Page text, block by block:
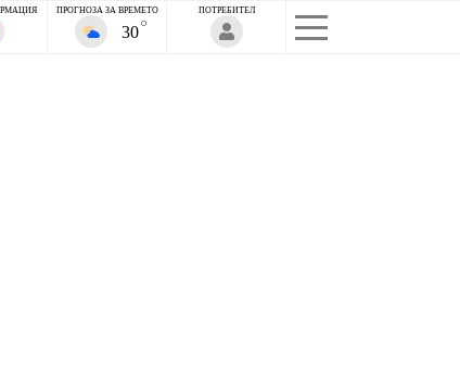
ПОТРЕБИТЕЛ
ПРОГНОЗА ЗА ВРЕМЕТО
30